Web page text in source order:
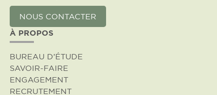
NOUS CONTACTER
À PROPOS
BUREAU D’ÉTUDE
SAVOIR-FAIRE
ENGAGEMENT
RECRUTEMENT